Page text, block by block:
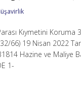
Kıymetini Koruma
66) 19 Nisan 2022
Hazine ve Maliye
1-